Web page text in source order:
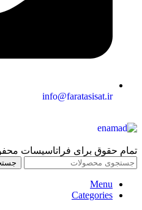
info@faratasisat.ir
تمام حقوق برای فراتاسیسات
Menu
Categories